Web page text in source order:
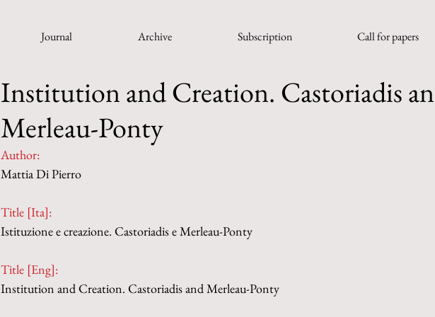
Journal Archive Subscription Call for papers
Institution and Creation. Castoriadis
Merleau-Ponty
Author:
Mattia Di Pierro
Title [Ita]:
Istituzione e creazione. Castoriadis e Merleau-Ponty
Title [Eng]:
Institution and Creation. Castoriadis and Merleau-Ponty